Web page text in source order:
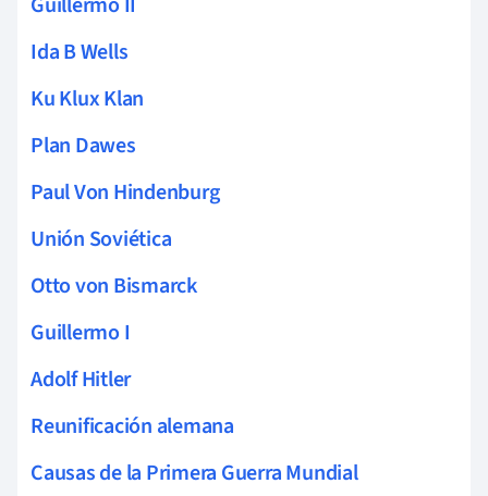
Ida B Wells
Ku Klux Klan
Plan Dawes
Paul Von Hindenburg
Unión Soviética
Otto von Bismarck
Guillermo I
Adolf Hitler
Reunificación alemana
Causas de la Primera Guerra Mundial